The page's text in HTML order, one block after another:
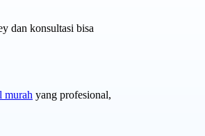
dan konsultasi bisa
murah yang profesional,